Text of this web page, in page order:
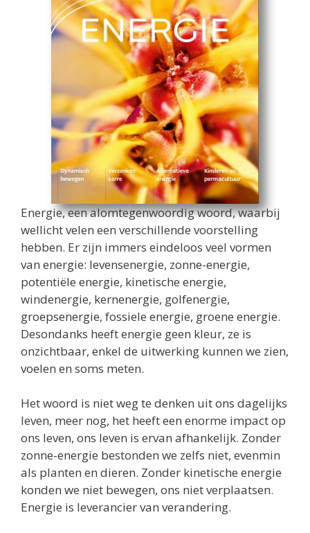
Energie, een alomtegenwoordig woord, waarbij
wellicht velen een verschillende voorstelling
hebben. Er zijn immers eindeloos veel vormen
van energie: levensenergie, zonne-energie,
potentiële energie, kinetische energie,
windenergie, kernenergie, golfenergie,
groepsenergie, fossiele energie, groene energie.
Desondanks heeft energie geen kleur, ze is
onzichtbaar, enkel de uitwerking kunnen we zien,
voelen en soms meten.
Het woord is niet weg te denken uit ons dagelijks
leven, meer nog, het heeft een enorme impact op
ons leven, ons leven is ervan afhankelijk. Zonder
zonne-energie bestonden we zelfs niet, evenmin
als planten en dieren. Zonder kinetische energie
konden we niet bewegen, ons niet verplaatsen.
Energie is leverancier van verandering.